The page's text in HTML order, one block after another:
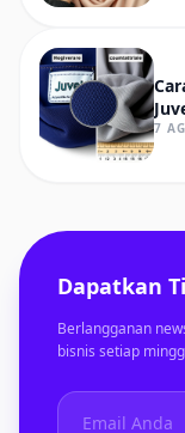
7
Dapatkan
Berlangganan
bisnis setiap